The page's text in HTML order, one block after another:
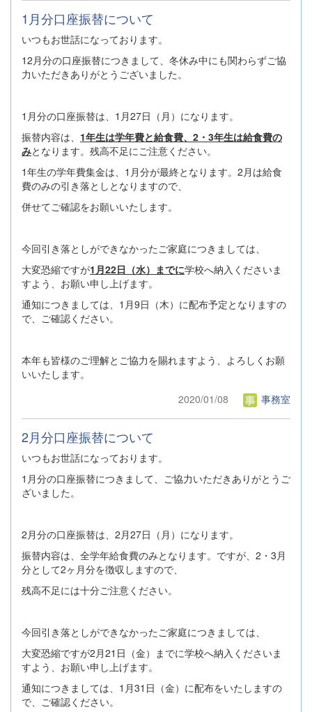
1月分口座振替について
いつもお世話になっております。
12月分の口座振替につきまして、冬休み中にも関わらずご協
力いただきありがとうございました。
1月分の口座振替は、1月27日（月）になります。
振替内容は、 1年生は学年費と給食費、2・3年生は給食費の
みとなります。残高不足にご注意ください。
1年生の学年費集金は、1月分が最終となります。2月は給食
費のみの引き落としとなりますので、
併せてご確認をお願いいたします。
今回引き落としができなかったご家庭につきましては、
大変恐縮ですが1月22日（水）までに学校へ納入くださいま
すよう、お願い申し上げます。
通知につきましては、1月9日（木）に配布予定となりますの
で、ご確認ください。
本年も皆様のご理解とご協力を賜れますよう、よろしくお願
いいたします。
2020/01/08
事務室
2月分口座振替について
いつもお世話になっております。
1月分の口座振替につきまして、ご協力いただきありがとうご
ざいました。
2月分の口座振替は、2月27日（月）になります。
振替内容は、全学年給食費のみとなります。ですが、2・3月
分として2ヶ月分を徴収しますので、
残高不足には十分ご注意ください。
今回引き落としができなかったご家庭につきましては、
大変恐縮ですが2月21日（金）までに学校へ納入くださいま
すよう、お願い申し上げます。
通知につきましては、1月31日（金）に配布をいたしますの
で、ご確認ください。